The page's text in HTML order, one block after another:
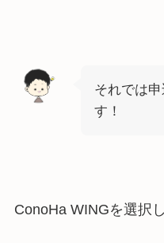
それでは
す！
ConoHa WINGを選択し